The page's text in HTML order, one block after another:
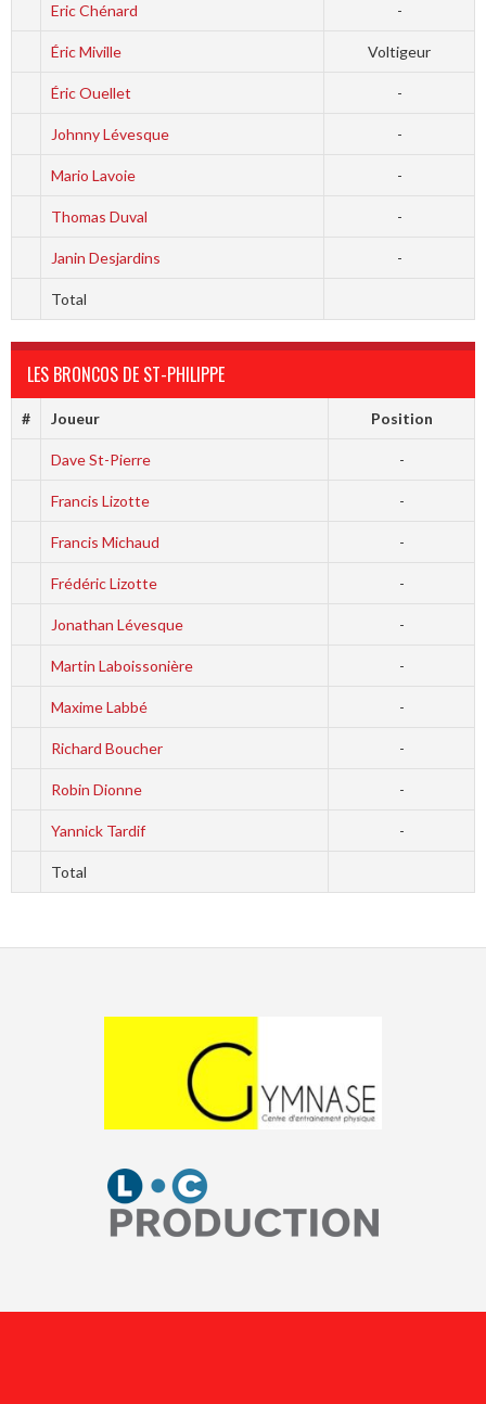
Eric Chénard -
Éric Miville Voltigeur
Éric Ouellet -
Johnny Lévesque -
Mario Lavoie -
Thomas Duval -
Janin Desjardins -
Total
LES BRONCOS DE ST-PHILIPPE
# Joueur Position
Dave St-Pierre -
Francis Lizotte -
Francis Michaud -
Frédéric Lizotte -
Jonathan Lévesque -
Martin Laboissonière -
Maxime Labbé -
Richard Boucher -
Robin Dionne -
Yannick Tardif -
Total